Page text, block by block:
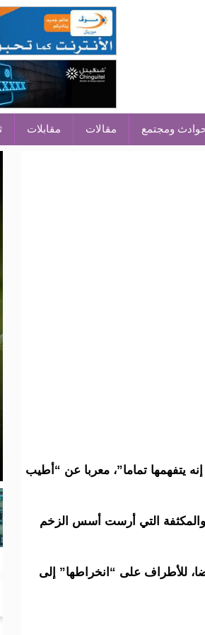
ومجتمع مقالات مقابلات
يتفهمها تماما”، معربا عن “أطيب
والمكثفة التي أرست أسس الزخم
للأطراف على “انخراطها” إلى